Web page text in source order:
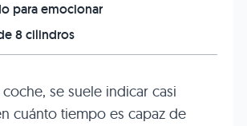
para emocionar
8 cilindros
se suele indicar casi
cuánto tiempo es capaz de